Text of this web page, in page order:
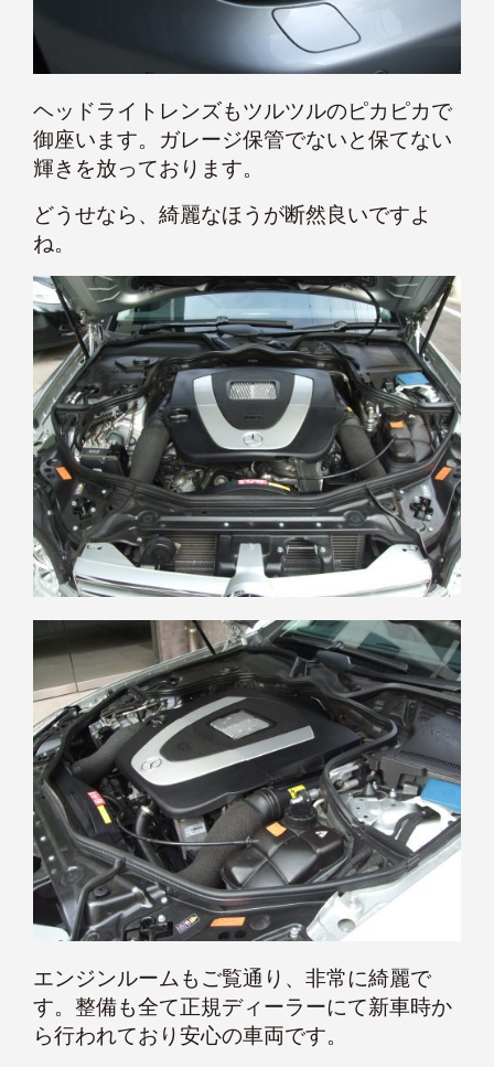
ヘッドライトレンズもツルツルのピカピカで
御座います。ガレージ保管でないと保てない
輝きを放っております。
どうせなら、綺麗なほうが断然良いですよ
ね。
エンジンルームもご覧通り、非常に綺麗で
す。整備も全て正規ディーラーにて新車時か
ら行われており安心の車両です。